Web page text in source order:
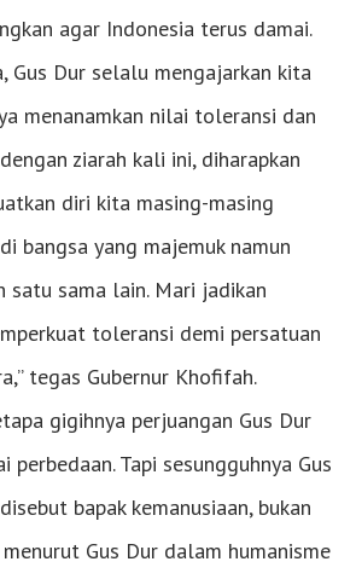
agar Indonesia terus damai.
Gus Dur selalu mengajarkan kita
menanamkan nilai toleransi dan
ziarah kali ini, diharapkan
diri kita masing-masing
bangsa yang majemuk namun
satu sama lain. Mari jadikan
toleransi demi persatuan
tegas Gubernur Khofifah.
gigihnya perjuangan Gus Dur
perbedaan. Tapi sesungguhnya Gus
bapak kemanusiaan, bukan
Gus Dur dalam humanisme